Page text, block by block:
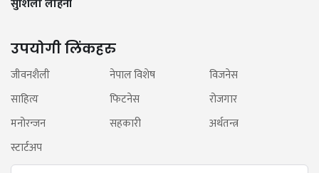
सुशिला लोहनी
उपयोगी लिंकहरु
जीवनशैली नेपाल विशेष
विजनेस
साहित्य
फिटनेस
रोजगार
मनोरन्जन
सहकारी
अर्थतन्त्र
स्टार्टअप